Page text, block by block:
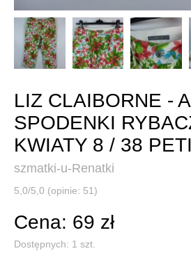
LIZ CLAIBORNE -
SPODENKI
KWIATY 8 / 38
szmatki-u-Renatki
5,0/5,0 (opinie: 51)
Cena: 69 zł
Dostępnych: 1 szt.